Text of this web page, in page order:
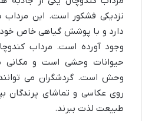
نزدیکی فشکور است. این مرداب
دارد و با پوشش گیاهی خاص خود
وجود آورده است. مرداب
حیوانات وحشی است و مکانی
وحش است. گردشگران می
روی عکاسی و تماشای پرندگان
طبیعت لذت ببرند.